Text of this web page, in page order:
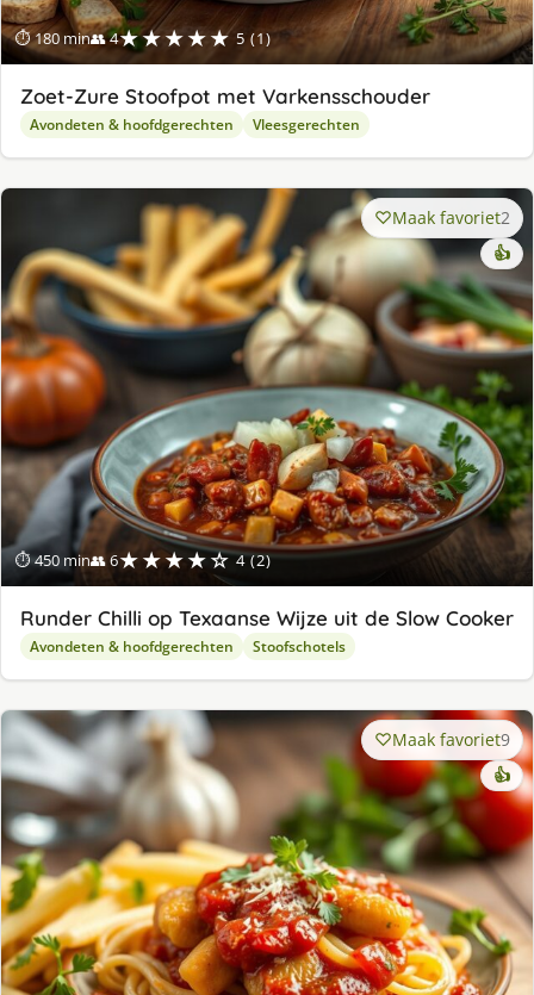
⏱ 180 min👥 4★★★★★ 5 (1)
Zoet-Zure Stoofpot met Varkensschouder
Avondeten & hoofdgerechten Vleesgerechten
⏱ 450 min👥 6★★★★☆ 4 (2)
Maak favoriet2
👍
Runder Chilli op Texaanse Wijze uit de Slow Cooker
Avondeten & hoofdgerechten Stoofschotels
Maak favoriet9
👍